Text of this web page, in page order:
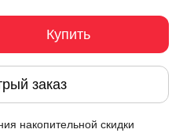
Купить
заказ
накопительной скидки